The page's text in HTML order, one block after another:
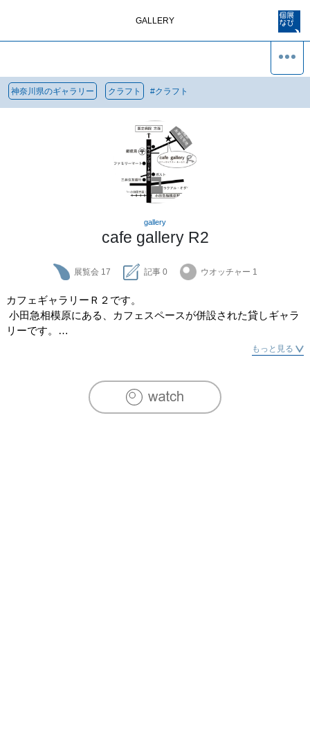
GALLERY
神奈川県のギャラリー クラフト #クラフト
gallery
cafe gallery R2
展覧会 17 記事 0 ウオッチャー 1
カフェギャラリーＲ２です。
小田急相模原にある、カフェスペースが併設された貸しギャラ
リーです。
絵画・イラストレーション・写真・陶芸・手芸クラフトなど、
毎月第2と第3週は、様々な手作り教室開催しています。
もっと見る